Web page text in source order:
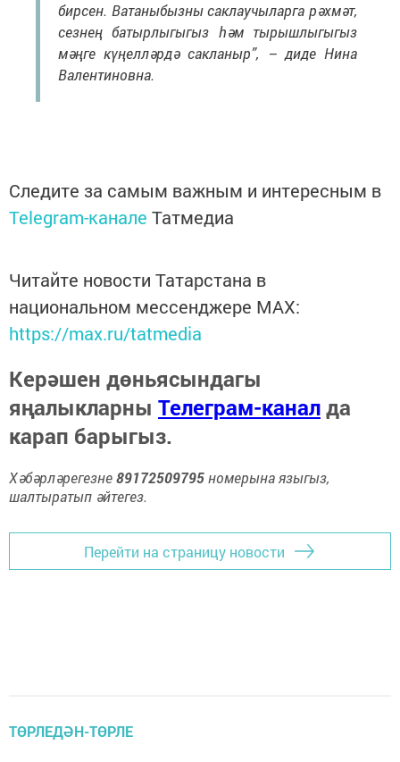
бирсен. Ватаныбызны саклаучыларга рәхмәт,
сезнең батырлыгыгыз һәм тырышлыгыгыз
мәңге күңелләрдә сакланыр”, – диде Нина
Валентиновна.
Следите за самым важным и интересным в
Telegram-канале Татмедиа
Читайте новости Татарстана в
национальном мессенджере MАХ:
https://max.ru/tatmedia
Керәшен дөньясындагы
яңалыкларны Телеграм-каналда
карап барыгыз.
Хәбәрләрегезне89172509795номерына языгыз,
шалтыратып әйтегез.
Перейти на страницу новости
ТӨРЛЕДӘН-ТӨРЛЕ